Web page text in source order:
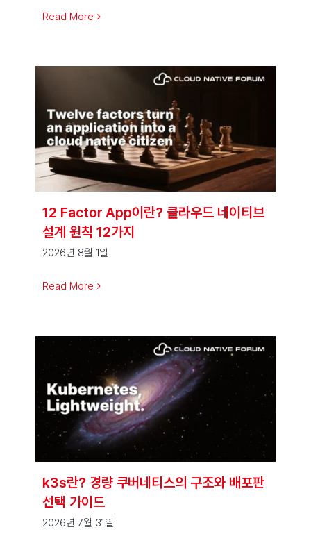
Read More
12 Factor App이란? 클라우드 네이티브
설계 원칙 12가지
2026년 8월 1일
Read More
k3s란? 경량 쿠버네티스의 구조와 배포판
선택 가이드
2026년 7월 31일